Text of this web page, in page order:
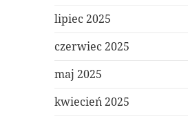
lipiec 2025
czerwiec 2025
maj 2025
kwiecień 2025